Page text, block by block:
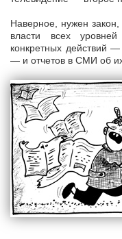
Наверное, нужен
власти всех
конкретных действий
— и отчетов в СМИ об